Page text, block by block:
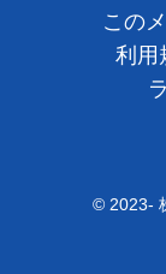
この
利用
© 2023-